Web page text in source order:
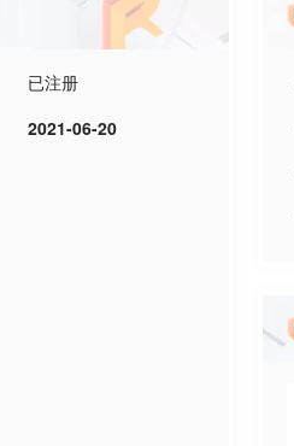
已注册
2021-06-20